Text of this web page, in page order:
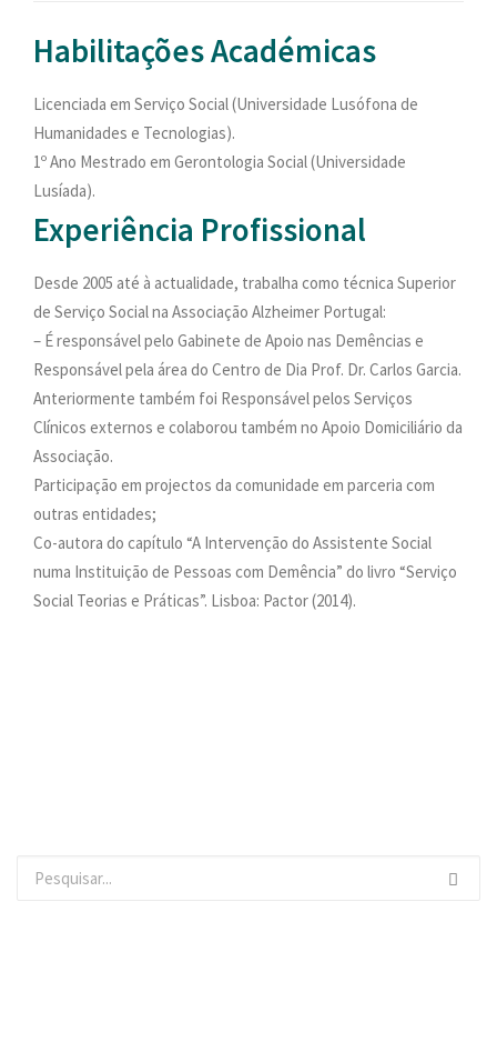
ONDE ESTAMOS
Habilitações Académicas
Licenciada em Serviço Social (Universidade Lusófona de
Humanidades e Tecnologias).
1º Ano Mestrado em Gerontologia Social (Universidade
Lusíada).
Experiência Profissional
Desde 2005 até à actualidade, trabalha como técnica Superior
de Serviço Social na Associação Alzheimer Portugal:
– É responsável pelo Gabinete de Apoio nas Demências e
Responsável pela área do Centro de Dia Prof. Dr. Carlos Garcia.
Anteriormente também foi Responsável pelos Serviços
Clínicos externos e colaborou também no Apoio Domiciliário da
Associação.
Participação em projectos da comunidade em parceria com
outras entidades;
Co-autora do capítulo “A Intervenção do Assistente Social
numa Instituição de Pessoas com Demência” do livro “Serviço
Social Teorias e Práticas”. Lisboa: Pactor (2014).